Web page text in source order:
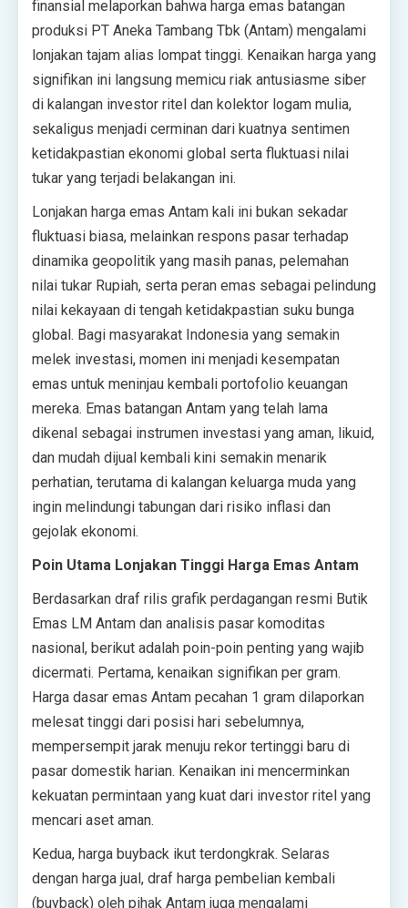
finansial melaporkan bahwa harga emas batangan
produksi PT Aneka Tambang Tbk (Antam) mengalami
lonjakan tajam alias lompat tinggi. Kenaikan harga yang
signifikan ini langsung memicu riak antusiasme siber
di kalangan investor ritel dan kolektor logam mulia,
sekaligus menjadi cerminan dari kuatnya sentimen
ketidakpastian ekonomi global serta fluktuasi nilai
tukar yang terjadi belakangan ini.
Lonjakan harga emas Antam kali ini bukan sekadar
fluktuasi biasa, melainkan respons pasar terhadap
dinamika geopolitik yang masih panas, pelemahan
nilai tukar Rupiah, serta peran emas sebagai pelindung
nilai kekayaan di tengah ketidakpastian suku bunga
global. Bagi masyarakat Indonesia yang semakin
melek investasi, momen ini menjadi kesempatan
emas untuk meninjau kembali portofolio keuangan
mereka. Emas batangan Antam yang telah lama
dikenal sebagai instrumen investasi yang aman, likuid,
dan mudah dijual kembali kini semakin menarik
perhatian, terutama di kalangan keluarga muda yang
ingin melindungi tabungan dari risiko inflasi dan
gejolak ekonomi.
Poin Utama Lonjakan Tinggi Harga Emas Antam
Berdasarkan draf rilis grafik perdagangan resmi Butik
Emas LM Antam dan analisis pasar komoditas
nasional, berikut adalah poin-poin penting yang wajib
dicermati. Pertama, kenaikan signifikan per gram.
Harga dasar emas Antam pecahan 1 gram dilaporkan
melesat tinggi dari posisi hari sebelumnya,
mempersempit jarak menuju rekor tertinggi baru di
pasar domestik harian. Kenaikan ini mencerminkan
kekuatan permintaan yang kuat dari investor ritel yang
mencari aset aman.
Kedua, harga buyback ikut terdongkrak. Selaras
dengan harga jual, draf harga pembelian kembali
(buyback) oleh pihak Antam juga mengalami